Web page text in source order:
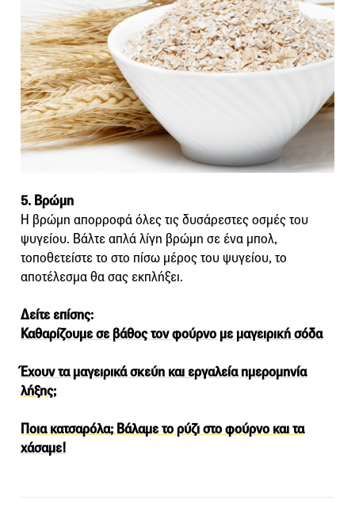
5. Βρώμη
Η βρώμη απορροφά όλες τις δυσάρεστες οσμές του
ψυγείου. Βάλτε απλά λίγη βρώμη σε ένα μπολ,
τοποθετείστε το στο πίσω μέρος του ψυγείου, το
αποτέλεσμα θα σας εκπλήξει.
Δείτε επίσης:
Καθαρίζουμε σε βάθος τον φούρνο με μαγειρική σόδα
Έχουν τα μαγειρικά σκεύη και εργαλεία ημερομηνία
λήξης;
Ποια κατσαρόλα; Βάλαμε το ρύζι στο φούρνο και τα
χάσαμε!